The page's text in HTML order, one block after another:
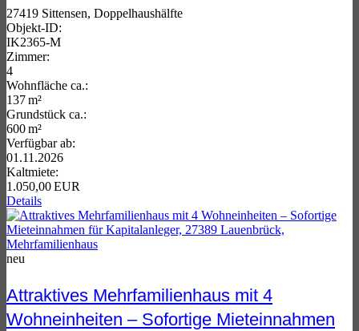
27419 Sittensen, Doppelhaushälfte
Objekt-ID:
IK2365-M
Zimmer:
4
Wohnfläche ca.:
137 m²
Grund­stück ca.:
600 m²
Verfügbar ab:
01.11.2026
Kaltmiete:
1.050,00 EUR
Details
neu
Attraktives Mehrfamilienhaus mit 4
Wohneinheiten – Sofortige Mieteinnahmen